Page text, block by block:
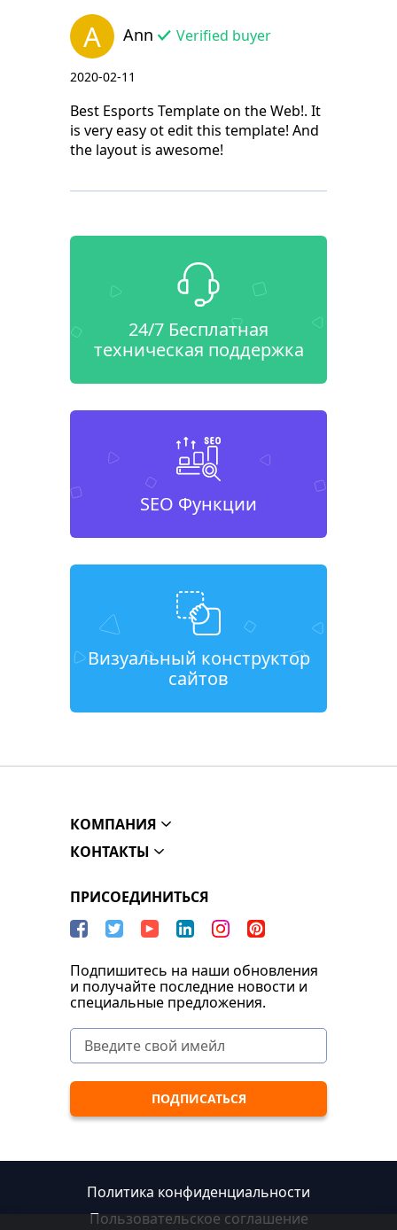
A Ann Verified buyer
2020-02-11
Best Esports Template on the Web!. It
is very easy ot edit this template! And
the layout is awesome!
24/7 Бесплатная
техническая поддержка
SEO Функции
Визуальный конструктор
сайтов
КОМПАНИЯ
КОНТАКТЫ
ПРИСОЕДИНИТЬСЯ
Подпишитесь на наши обновления
и получайте последние новости и
специальные предложения.
Политика конфиденциальности
Пользовательское соглашение